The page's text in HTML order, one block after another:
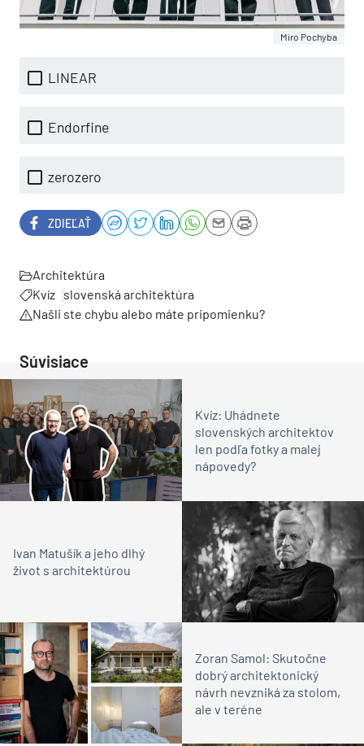
Miro Pochyba
LINEAR
Endorfine
zerozero
ZDIEĽAŤ
Architektúra
Kvíz slovenská architektúra
Našli ste chybu alebo máte pripomienku?
Súvisiace
Kvíz: Uhádnete
slovenských architektov
len podľa fotky a malej
nápovedy?
Ivan Matušík a jeho dlhý
život s architektúrou
Zoran Samol: Skutočne
dobrý architektonický
návrh nevzniká za stolom,
ale v teréne